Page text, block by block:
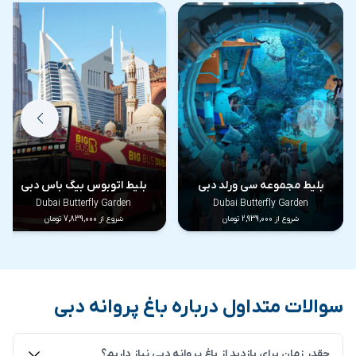
دبی به شما این فرصت را می‌دهد که ببینید پروانه‌ها چگونه در
هر مرحله تکامل می‌یابند. باغ پروانه های دبی مکانی زیبا است
که بازدیدکنندگان می توانند گونه های مختلف پروانه ها را از
سراسر جهان تماشا کنند. این باغ که در کنار باغ معجزه دبی
واقع شده، همچنین دارای باغ های مختلف با گیاهان و درختان
عجیب و غریب است. علاوه بر این، باغ پروانه های دبی دارای
یک مرکز حفاظتی است که برای حفظ گونه های مختلف پروانه
ها فعالیت می کند.
بلیط مجموعه سی ورلد دبی
Dubai Butterfly Garden
شروع از 2,939,000 تومان
بلیط اتوبوس بیگ باس دبی
Dubai Butterfly Garden
شروع از 7,839,000 تومان
سوالات متداول درباره باغ پروانه دبی